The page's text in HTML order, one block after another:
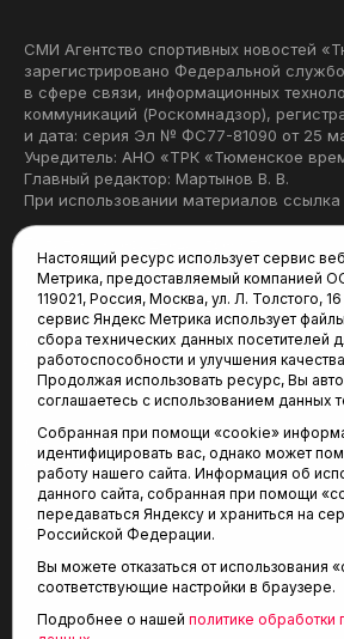
СМИ Агентство спортивных новостей
зарегистрировано Федеральной
в сфере связи, информационных
коммуникаций (Роскомнадзор),
и дата: серия Эл № ФС77-81090 от 25
Учредитель: АНО «ТРК «Тюменское
Главный редактор: Мартынов В. В.
При использовании материалов ссылка
Редакция:
625035, Тюмень, пр.
(3452) 68-22-28
tum-arena@mail.ru
Отдел продаж:
(3452) 68-89-78
kotovaev@sibinformburo.ru
Настоящий ресурс использует сервис
Метрика, предоставляемый компанией
119021, Россия, Москва, ул. Л. Толстого,
сервис Яндекс Метрика использует
сбора технических данных посетителей
работоспособности и улучшения
Продолжая использовать ресурс, Вы
соглашаетесь с использованием данных
Собранная при помощи «cookie»
идентифицировать вас, однако может
работу нашего сайта. Информация об
данного сайта, собранная при помощи
передаваться Яндексу и храниться на
Российской Федерации.
Вы можете отказаться от использования
соответствующие настройки в браузере.
Подробнее о нашей политике обработки